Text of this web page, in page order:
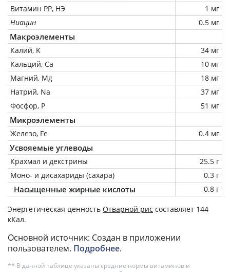
Витамин РР, НЭ
1 мг
Ниацин
0.5 мг
Макроэлементы
Калий, K
34 мг
Кальций, Ca
10 мг
Магний, Mg
18 мг
Натрий, Na
37 мг
Фосфор, P
51 мг
Микроэлементы
Железо, Fe 0.4 мг
Усвояемые углеводы
Крахмал и декстрины
25.5 г
Моно- и дисахариды (сахара)
0.3 г
Насыщенные жирные кислоты 0.8 г
Энергетическая ценность Отварной рис составляет 144
кКал.
Основной источник: Создан в приложении
пользователем. Подробнее.
** В данной таблице указаны средние нормы витаминов и